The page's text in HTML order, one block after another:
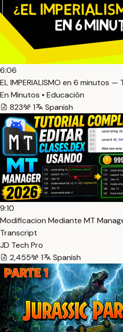
6:06
EL IMPERIALISMO en 6 minutos —
En Minutos • Educación
823
1 Spanish
9:10
Modificacion Mediante MT
Transcript
JD Tech Pro
2,455
1 Spanish